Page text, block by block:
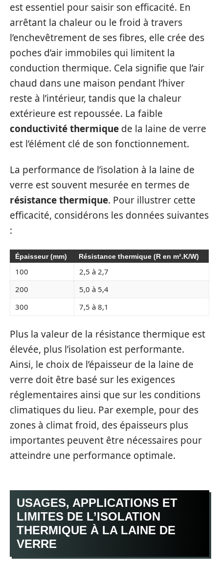
est essentiel pour saisir son efficacité. En
arrêtant la chaleur ou le froid à travers
l’enchevêtrement de ses fibres, elle crée des
poches d’air immobiles qui limitent la
conduction thermique. Cela signifie que l’air
chaud dans une maison pendant l’hiver
reste à l’intérieur, tandis que la chaleur
extérieure est repoussée. La faible
conductivité thermique de la laine de verre
est l’élément clé de son fonctionnement.
La performance de l’isolation à la laine de
verre est souvent mesurée en termes de
résistance thermique. Pour illustrer cette
efficacité, considérons les données suivantes
:
Épaisseur (mm) Résistance thermique (R en m².K/W)
100
2,5 à 2,7
200
5,0 à 5,4
300
7,5 à 8,1
Plus la valeur de la résistance thermique est
élevée, plus l’isolation est performante.
Ainsi, le choix de l’épaisseur de la laine de
verre doit être basé sur les exigences
réglementaires ainsi que sur les conditions
climatiques du lieu. Par exemple, pour des
zones à climat froid, des épaisseurs plus
importantes peuvent être nécessaires pour
atteindre une performance optimale.
USAGES, APPLICATIONS ET
LIMITES DE L’ISOLATION
THERMIQUE À LA LAINE DE
VERRE